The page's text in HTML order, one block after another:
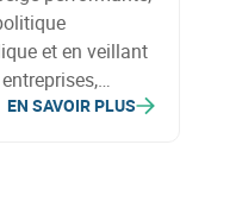
et en veillant
EN SAVOIR PLUS